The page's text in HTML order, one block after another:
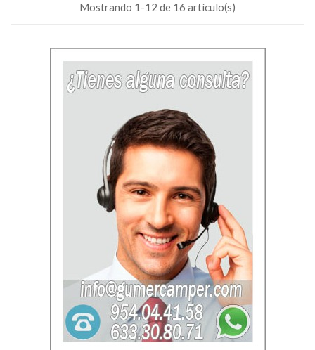
Mostrando 1-12 de 16 artículo(s)